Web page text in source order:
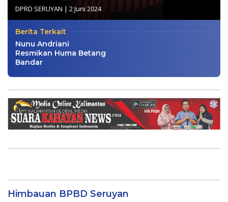
DPRD SERUYAN | 2 Juni 2024
Berita Terkait
Nunu Andriani
Resmikan Huma Betang
Bandar
Himbauan BPBD Seruyan